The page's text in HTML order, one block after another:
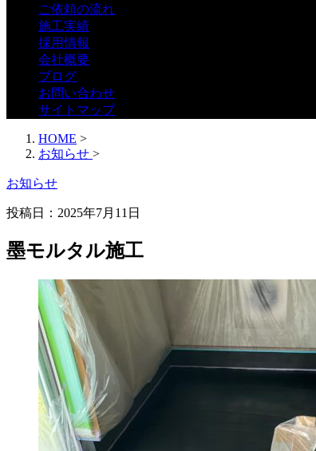
ご依頼の流れ
施工実績
採用情報
会社概要
ブログ
お問い合わせ
サイトマップ
HOME >
お知らせ >
お知らせ
投稿日：2025年7月11日
墨モルタル施工